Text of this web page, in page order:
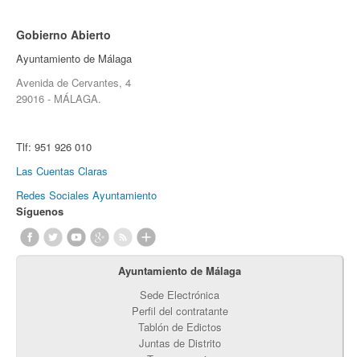
Gobierno Abierto
Ayuntamiento de Málaga
Avenida de Cervantes, 4
29016 - MÁLAGA.
Tlf: 951 926 010
Las Cuentas Claras
Redes Sociales Ayuntamiento
Síguenos
Ayuntamiento de Málaga
Sede Electrónica
Perfil del contratante
Tablón de Edictos
Juntas de Distrito